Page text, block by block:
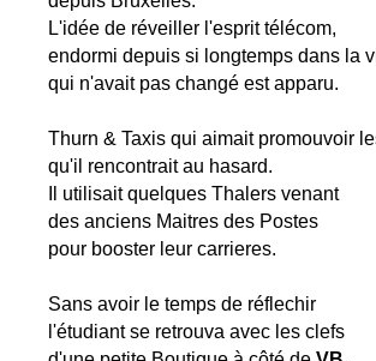
L'idée de réveiller l'esprit télécom,
endormi depuis si longtemps dans la
qui n'avait pas changé est apparu.
Thurn & Taxis qui aimait promouvoir
qu'il rencontrait au hasard.
Il utilisait quelques Thalers venant
des anciens Maitres des Postes
pour booster leur carrieres.
Sans avoir le temps de réflechir
l'étudiant se retrouva avec les clefs